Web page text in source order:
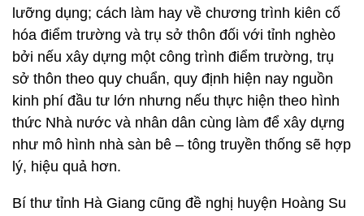
lưỡng dụng; cách làm hay về chương trình kiên cố
hóa điểm trường và trụ sở thôn đối với tỉnh nghèo
bởi nếu xây dựng một công trình điểm trường, trụ
sở thôn theo quy chuẩn, quy định hiện nay nguồn
kinh phí đầu tư lớn nhưng nếu thực hiện theo hình
thức Nhà nước và nhân dân cùng làm để xây dựng
như mô hình nhà sàn bê – tông truyền thống sẽ hợp
lý, hiệu quả hơn.
Bí thư tỉnh Hà Giang cũng đề nghị huyện Hoàng Su